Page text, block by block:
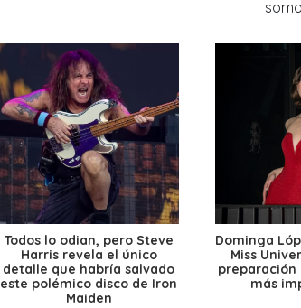
Todos lo odian, pero Steve
Harris revela el único
detalle que habría salvado
este polémico disco de Iron
Maiden
Dominga
Miss
preparación
más